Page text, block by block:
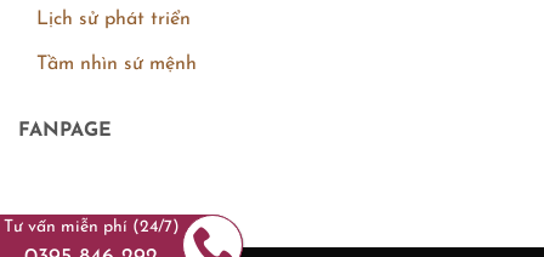
Lịch sử phát triển
Tầm nhìn sứ mệnh
FANPAGE
Tư vấn miễn phí (24/7)